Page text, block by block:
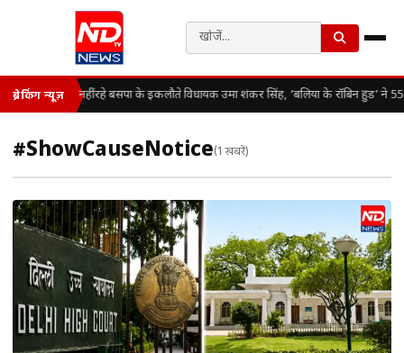
ब्रेकिंग न्यूज़ नहीं रहे बसपा के इकलौते विधायक उमा शंकर सिंह, ‘बलिया के रॉबिन हुड’ ने
#ShowCauseNotice(1 खबरें)